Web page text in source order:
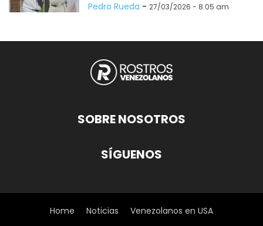
Pedro Rueda - 27/03/2026 - 8:05 am
SOBRE NOSOTROS
SÍGUENOS
Home Noticias Venezolanos en USA